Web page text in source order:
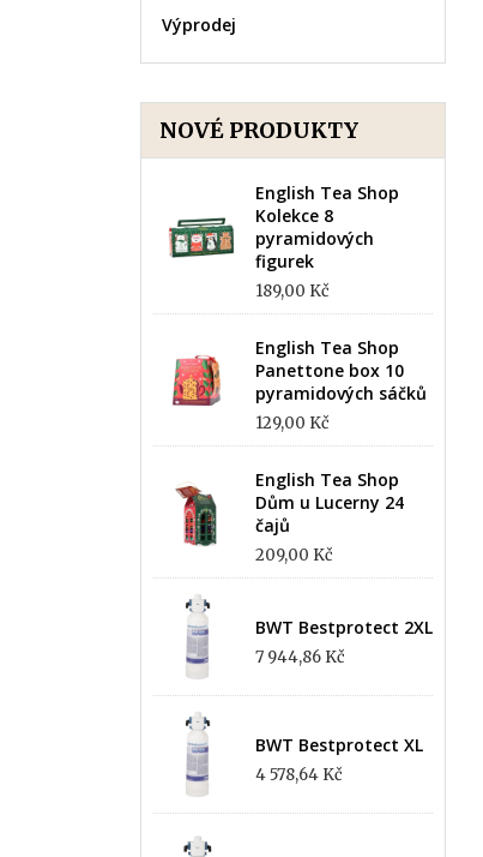
Výprodej
NOVÉ PRODUKTY
English Tea Shop
Kolekce 8
pyramidových
figurek
189,00 Kč
English Tea Shop
Panettone box 10
pyramidových sáčků
129,00 Kč
English Tea Shop
Dům u Lucerny 24
čajů
209,00 Kč
BWT Bestprotect 2XL
7 944,86 Kč
BWT Bestprotect XL
4 578,64 Kč